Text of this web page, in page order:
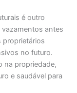
é outro
vazamentos antes
proprietários
no futuro.
na propriedade,
e saudável para